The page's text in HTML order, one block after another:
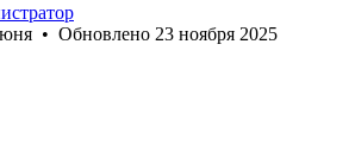
• Обновлено 23 ноября 2025